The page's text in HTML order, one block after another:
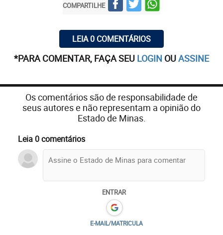
COMPARTILHE
LEIA 0 COMENTÁRIOS
*PARA COMENTAR, FAÇA SEU LOGIN OUASSINE
Os comentários são de responsabilidade de
seus autores e não representam a opinião do
Estado de Minas.
Leia 0 comentários
ENTRAR
E-MAIL/MATRICULA